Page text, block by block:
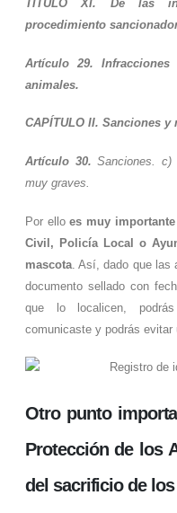
TÍTULO XI. De las
procedimiento
Artículo 29.
animales.
CAPÍTULO II. Sanciones y
Artículo 30. Sanciones. c)
muy graves.
Por elloes muy
Civil, Policía Local o
mascota . Así, dado que
documento sellado con
que lo localicen,
comunicaste y podrás evitar
Otro punto
Protección de los
del sacrificio de